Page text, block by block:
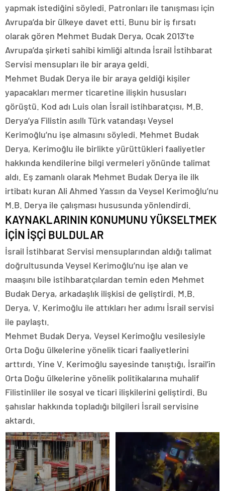
yapmak istediğini söyledi. Patronları ile tanışması için
Avrupa’da bir ülkeye davet etti. Bunu bir iş fırsatı
olarak gören Mehmet Budak Derya, Ocak 2013’te
Avrupa’da şirketi sahibi kimliği altında İsrail İstihbarat
Servisi mensupları ile bir araya geldi.
Mehmet Budak Derya ile bir araya geldiği kişiler
yapacakları mermer ticaretine ilişkin hususları
görüştü. Kod adı Luis olan İsrail istihbaratçısı, M.B.
Derya’ya Filistin asıllı Türk vatandaşı Veysel
Kerimoğlu’nu işe almasını söyledi. Mehmet Budak
Derya, Kerimoğlu ile birlikte yürüttükleri faaliyetler
hakkında kendilerine bilgi vermeleri yönünde talimat
aldı. Eş zamanlı olarak Mehmet Budak Derya ile ilk
irtibatı kuran Ali Ahmed Yassın da Veysel Kerimoğlu’nu
M.B. Derya ile çalışması hususunda yönlendirdi.
KAYNAKLARININ KONUMUNU YÜKSELTMEK
İÇİN İŞÇİ BULDULAR
İsrail İstihbarat Servisi mensuplarından aldığı talimat
doğrultusunda Veysel Kerimoğlu’nu işe alan ve
maaşını bile istihbaratçılardan temin eden Mehmet
Budak Derya, arkadaşlık ilişkisi de geliştirdi. M.B.
Derya, V. Kerimoğlu ile attıkları her adımı İsrail servisi
ile paylaştı.
Mehmet Budak Derya, Veysel Kerimoğlu vesilesiyle
Orta Doğu ülkelerine yönelik ticari faaliyetlerini
arttırdı. Yine V. Kerimoğlu sayesinde tanıştığı, İsrail’in
Orta Doğu ülkelerine yönelik politikalarına muhalif
Filistinliler ile sosyal ve ticari ilişkilerini geliştirdi. Bu
şahıslar hakkında topladığı bilgileri İsrail servisine
aktardı.